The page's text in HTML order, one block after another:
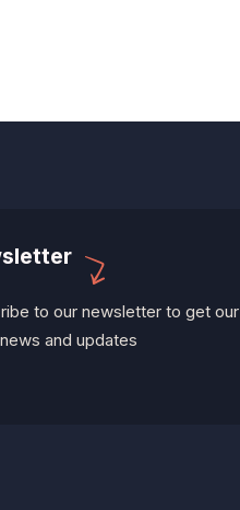
to our newsletter to get our
and updates